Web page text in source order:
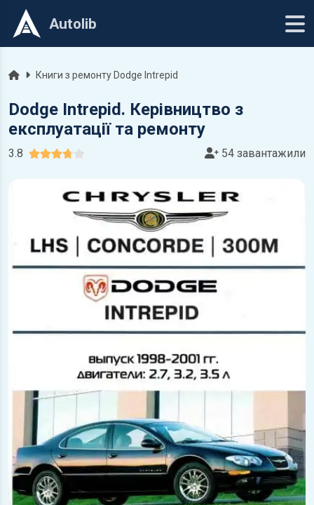
Autolib
ГоловнаКниги з ремонту Dodge Intrepid
Dodge Intrepid. Керівництво з
експлуатації та ремонту
3.8 54 завантажили